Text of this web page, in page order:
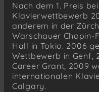
Nach dem 1. Preis
Klavierwettbewerb
anderem in der
Warschauer Chopin-
Hall in Tokio. 2006
Wettbewerb in Genf,
Career Grant, 2009
internationalen
Calgary.